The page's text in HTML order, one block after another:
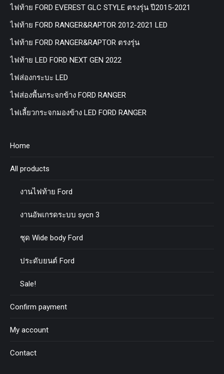
ไฟท้าย FORD EVEREST GLC STYLE ตรงรุ่น ปี2015-2021
ไฟท้าย FORD RANGER&RAPTOR 2012-2021 LED
ไฟท้าย FORD RANGER&RAPTOR ตรงรุ่น
ไฟท้าย LED FORD NEXT GEN 2022
ไฟส่องกระบะ LED
ไฟส่องพื้นกระจกข้าง FORD RANGER
ไฟเลี้ยวกระจกมองข้าง LED FORD RANGER
Home
All products
งานไฟท้าย Ford
งานอัพเกรดระบบ sycn 3
ชุด Wide body Ford
ประดับยนต์ Ford
Sale!
Confirm payment
My account
Contact